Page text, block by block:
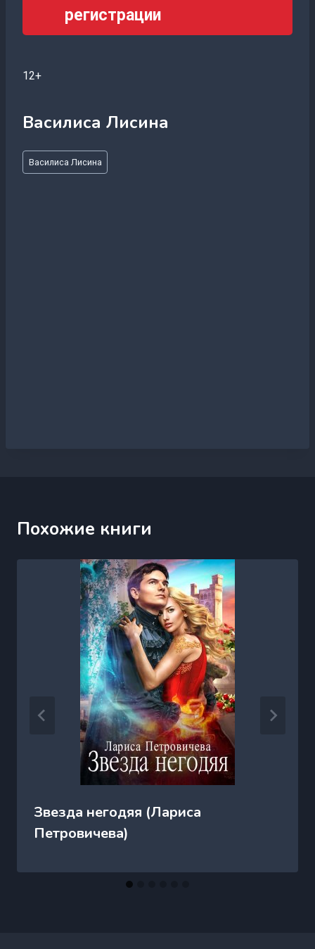
регистрации
12+
Василиса Лисина
Метки
записи:
Василиса Лисина
Похожие книги
Звезда негодяя (Лариса
Петровичева)